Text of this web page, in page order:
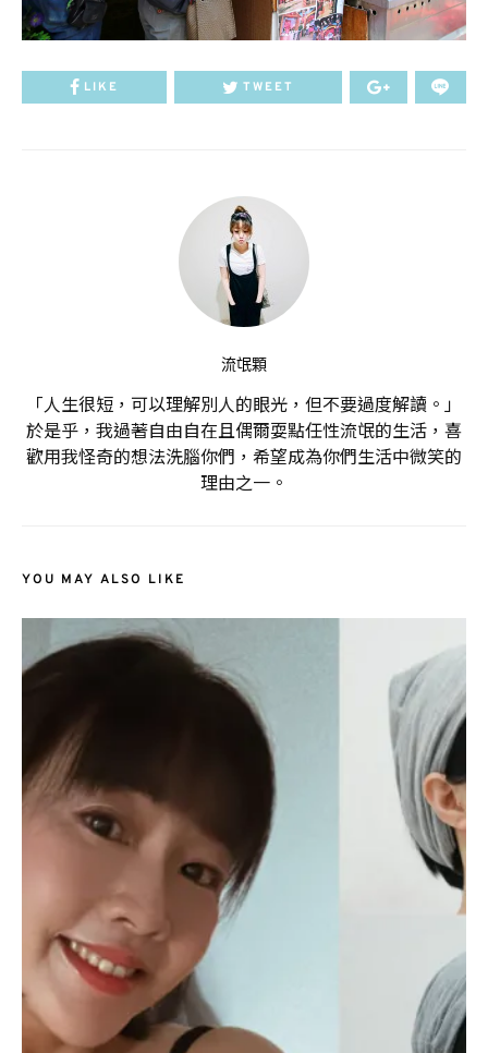
LIKE TWEET
流氓顆
「人生很短，可以理解別人的眼光，但不要過度解讀。」
於是乎，我過著自由自在且偶爾耍點任性流氓的生活，喜
歡用我怪奇的想法洗腦你們，希望成為你們生活中微笑的
理由之一。
YOU MAY ALSO LIKE